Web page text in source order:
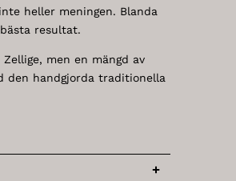
heller meningen. Blanda
resultat.
men en mängd av
den handgjorda traditionella